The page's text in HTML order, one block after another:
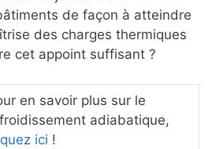
de façon à atteindre
des charges thermiques
cet appoint suffisant ?
en savoir plus sur le
adiabatique,
ici !